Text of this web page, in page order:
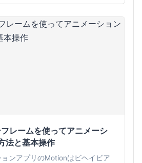
レームを使ってアニメーシ
法と基本操作
ンアプリのMotionはビヘイビア